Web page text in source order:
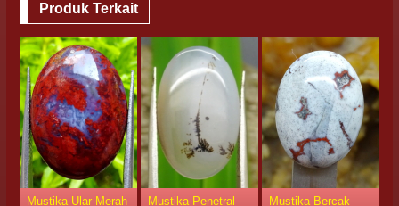
Produk Terkait
Mustika Ular Merah Mustika Penetral Mustika Bercak